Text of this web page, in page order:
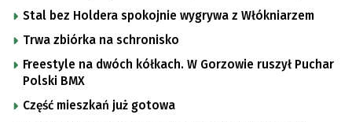
Stal bez Holdera spokojnie wygrywa z Włókniarzem
Trwa zbiórka na schronisko
Freestyle na dwóch kółkach. W Gorzowie ruszył Puchar
Polski BMX
Część mieszkań już gotowa